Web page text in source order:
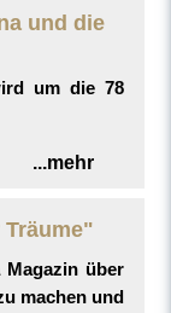
und die
um die 78
...mehr
über
machen und